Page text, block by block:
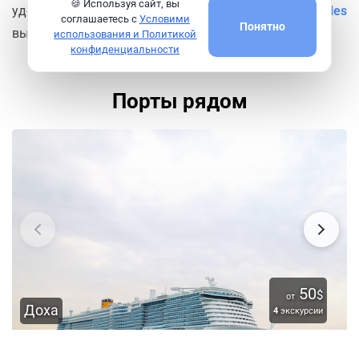
удобный сервис по поиску авиабилетов
Aviasales
выручит в любой момент.
Порты рядом
Доха
от 50$
4 экскурсии
🍪 Используя сайт, вы
соглашаетесь с Условими
использования и Политикой
конфиденциальности
Понятно